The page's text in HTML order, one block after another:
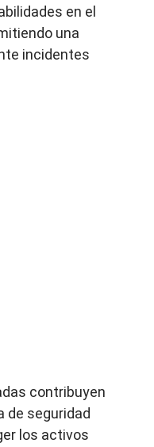
en el
una
incidentes
contribuyen
de seguridad
los activos